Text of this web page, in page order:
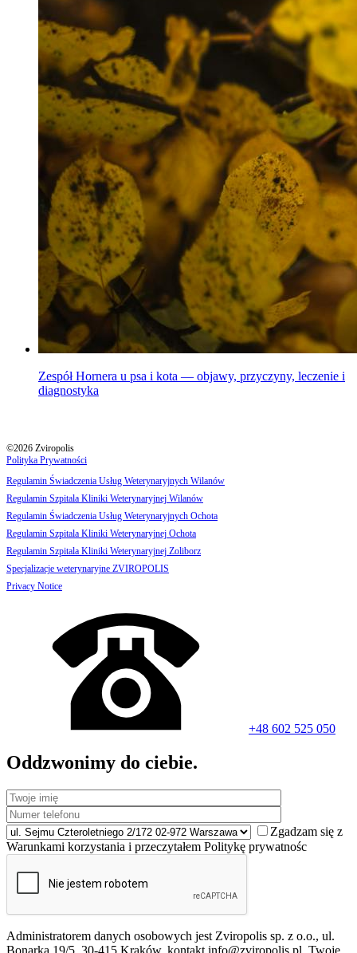
Zespół Hornera u psa i kota — objawy, przyczyny, leczenie i
diagnostyka
©2026 Zviropolis
Polityka Prywatności
Regulamin Świadczenia Usług Weterynaryjnych Wilanów
Regulamin Szpitala Kliniki Weterynaryjnej Wilanów
Regulamin Świadczenia Usług Weterynaryjnych Ochota
Regulamin Szpitala Kliniki Weterynaryjnej Ochota
Regulamin Szpitala Kliniki Weterynaryjnej Zoliborz
Specjalizacje weterynaryjne ZVIROPOLIS
Privacy Notice
+48 602 525 050
Oddzwonimy do ciebie.
Zgadzam się z
Warunkami korzystania i przeczytałem Politykę prywatnośc
Administratorem danych osobowych jest Zviropolis sp. z o.o., ul.
Bonarka 19/5, 30-415 Kraków, kontakt info@zviropolis.pl. Twoje